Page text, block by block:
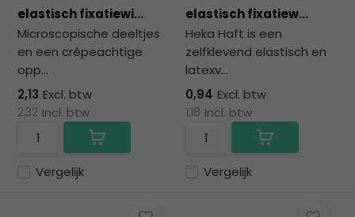
elastisch fixatiewi...
Microscopische deeltjes
en een crêpeachtige
opp...
Vergelijk
2,13 Excl. btw
2,32 Incl. btw
elastisch fixatiew...
Heka Haft is een
zelfklevend elastisch en
latexv...
Vergelijk
0,94 Excl. btw
1,18 Incl. btw